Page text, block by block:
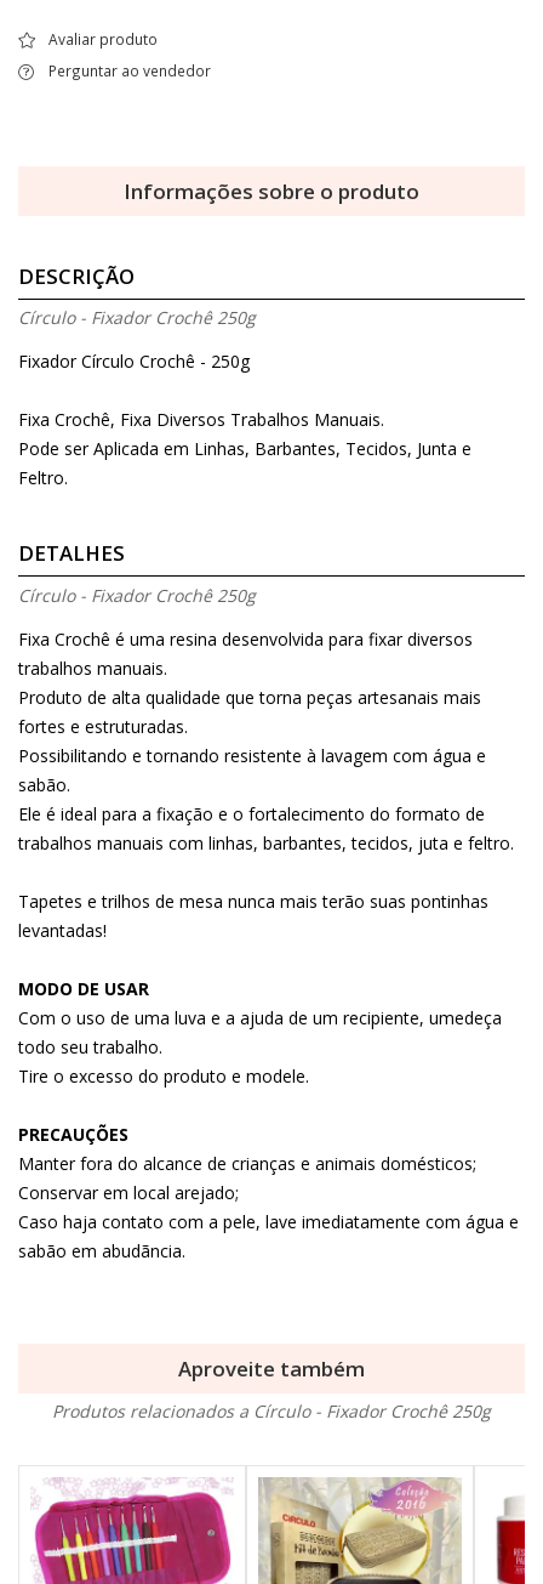
Avaliar produto
Perguntar ao vendedor
Informações sobre o produto
DESCRIÇÃO
Círculo - Fixador Crochê 250g
Fixador Círculo Crochê - 250g
Fixa Crochê, Fixa Diversos Trabalhos Manuais.
Pode ser Aplicada em Linhas, Barbantes, Tecidos, Junta e
Feltro.
DETALHES
Círculo - Fixador Crochê 250g
Fixa Crochê é uma resina desenvolvida para fixar diversos
trabalhos manuais.
Produto de alta qualidade que torna peças artesanais mais
fortes e estruturadas.
Possibilitando e tornando resistente à lavagem com água e
sabão.
Ele é ideal para a fixação e o fortalecimento do formato de
trabalhos manuais com linhas, barbantes, tecidos, juta e feltro.
Tapetes e trilhos de mesa nunca mais terão suas pontinhas
levantadas!
MODO DE USAR
Com o uso de uma luva e a ajuda de um recipiente, umedeça
todo seu trabalho.
Tire o excesso do produto e modele.
PRECAUÇÕES
Manter fora do alcance de crianças e animais domésticos;
Conservar em local arejado;
Caso haja contato com a pele, lave imediatamente com água e
sabão em abudãncia.
Aproveite também
Produtos relacionados a Círculo - Fixador Crochê 250g